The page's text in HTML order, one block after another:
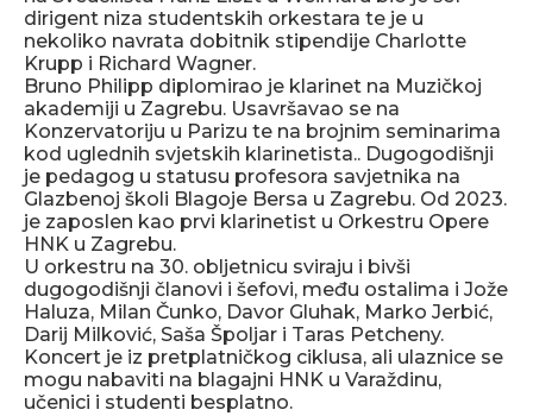
dirigent niza studentskih orkestara te je u
nekoliko navrata dobitnik stipendije Charlotte
Krupp i Richard Wagner.
Bruno Philipp diplomirao je klarinet na Muzičkoj
akademiji u Zagrebu. Usavršavao se na
Konzervatoriju u Parizu te na brojnim seminarima
kod uglednih svjetskih klarinetista.. Dugogodišnji
je pedagog u statusu profesora savjetnika na
Glazbenoj školi Blagoje Bersa u Zagrebu. Od 2023.
je zaposlen kao prvi klarinetist u Orkestru Opere
HNK u Zagrebu.
U orkestru na 30. obljetnicu sviraju i bivši
dugogodišnji članovi i šefovi, među ostalima i Jože
Haluza, Milan Čunko, Davor Gluhak, Marko Jerbić,
Darij Milković, Saša Špoljar i Taras Petcheny.
Koncert je iz pretplatničkog ciklusa, ali ulaznice se
mogu nabaviti na blagajni HNK u Varaždinu,
učenici i studenti besplatno.